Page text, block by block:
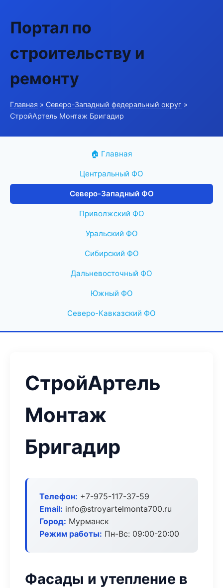
Портал по
строительству и
ремонту
Главная » Северо-Западный федеральный округ »
СтройАртель Монтаж Бригадир
🏠 Главная
Центральный ФО
Северо-Западный ФО
Приволжский ФО
Уральский ФО
Сибирский ФО
Дальневосточный ФО
Южный ФО
Северо-Кавказский ФО
СтройАртель
Монтаж
Бригадир
Телефон: +7-975-117-37-59
Email: info@stroyartelmonta700.ru
Город: Мурманск
Режим работы: Пн-Вс: 09:00-20:00
Фасады и утепление в